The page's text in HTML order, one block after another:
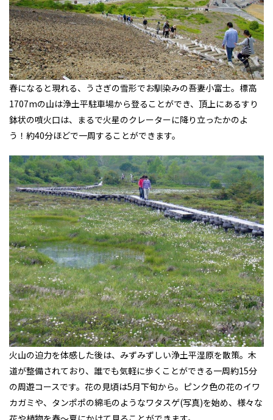
春になると現れる、うさぎの雪形でお馴染みの吾妻小富士。標高
1707mの山は浄土平駐車場から登ることができ、頂上にあるすり
鉢状の噴火口は、まるで火星のクレーターに降り立ったかのよ
う！約40分ほどで一周することができます。
火山の迫力を体感した後は、みずみずしい浄土平湿原を散策。木
道が整備されており、誰でも気軽に歩くことができる一周約15分
の周遊コースです。花の見頃は5月下旬から。ピンク色の花のイワ
カガミや、タンポポの綿毛のようなワタスゲ(写真)を始め、様々な